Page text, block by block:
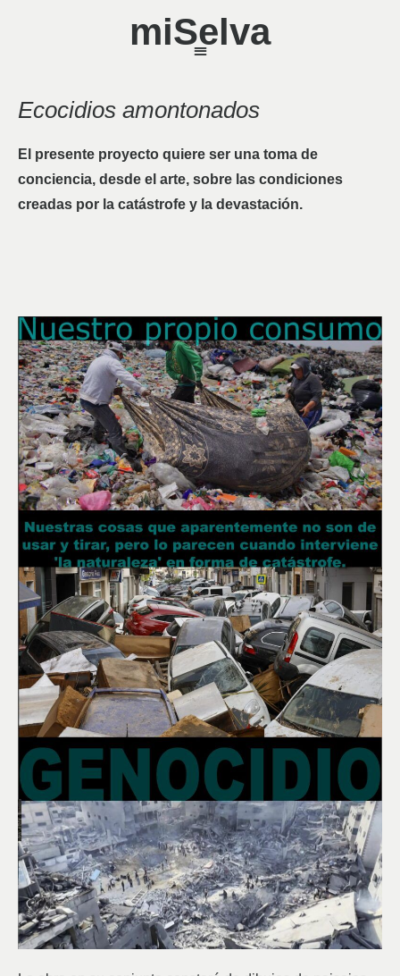
miSelva
Ecocidios amontonados
El presente proyecto quiere ser una toma de
conciencia, desde el arte, sobre las condiciones
creadas por la catástrofe y la devastación.